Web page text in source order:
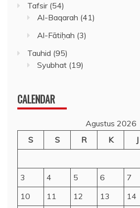
Tafsir(54)
Al-Baqarah (41)
Al-Fātiḥah (3)
Tauhid (95)
Syubhat (19)
CALENDAR
Agustus 2026
S
S R K J
3
4 5 6 7
10
11 12 13 14